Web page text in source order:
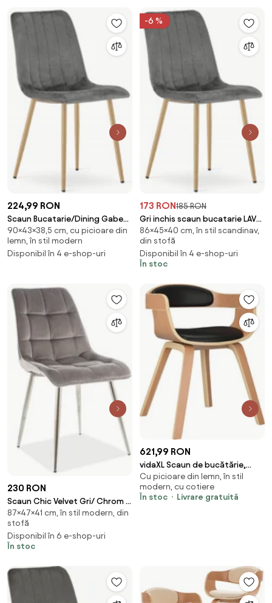
224,99 RON
Scaun Bucatarie/Dining Gabe
Picioare Finisaj Lemn Catifea Gri
90×43×38,5 cm, cu picioare din
lemn, în stil modern
Disponibil în 4 e-shop-uri
-6 %
173 RON185 RON
Gri inchis scaun bucatarie LAVA
din catifea
86×45×40 cm, în stil scandinav,
din stofă
Disponibil în 4 e-shop-uri
În stoc
230 RON
Scaun Chic Velvet Gri/ Chrom -
l47 x A41 x H87 cm
87×47×41 cm, în stil modern, din
stofă
Disponibil în 6 e-shop-uri
În stoc
621,99 RON
vidaXL Scaun de bucătărie,
negru, piele ecologică și lemn
curbat
Cu picioare din lemn, în stil
modern, cu cotiere
În stoc
Livrare gratuită